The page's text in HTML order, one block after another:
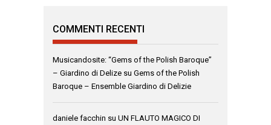
COMMENTI RECENTI
Musicandosite: “Gems of the Polish Baroque”
– Giardino di Delize su Gems of the Polish
Baroque – Ensemble Giardino di Delizie
daniele facchin su UN FLAUTO MAGICO DI